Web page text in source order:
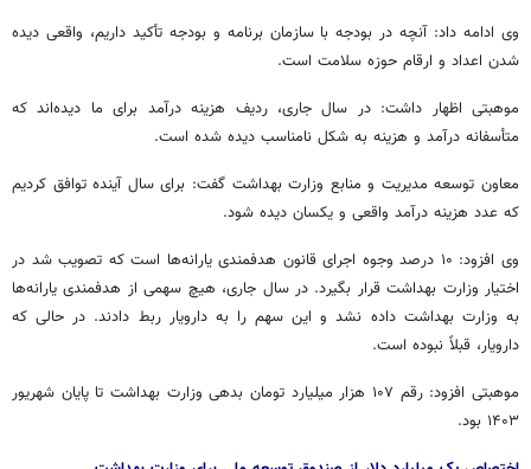
وی ادامه داد: آنچه در بودجه با سازمان برنامه و بودجه تأکید داریم، واقعی دیده
شدن اعداد و ارقام حوزه سلامت است.
موهبتی اظهار داشت: در سال جاری، ردیف هزینه درآمد برای ما دیده‌اند که
متأسفانه درآمد و هزینه به شکل نامناسب دیده شده است.
معاون توسعه مدیریت و منابع وزارت بهداشت گفت: برای سال آینده توافق کردیم
که عدد هزینه درآمد واقعی و یکسان دیده شود.
وی افزود: ۱۰ درصد وجوه اجرای قانون هدفمندی یارانه‌ها است که تصویب شد در
اختیار وزارت بهداشت قرار بگیرد. در سال جاری، هیچ سهمی از هدفمندی یارانه‌ها
به وزارت بهداشت داده نشد و این سهم را بهدارویار ربط دادند. در حالی که
دارویار، قبلاً نبوده است.
موهبتی افزود: رقم ۱۰۷ هزار میلیارد تومان بدهی وزارت بهداشت تا پایان شهریور
۱۴۰۳ بود.